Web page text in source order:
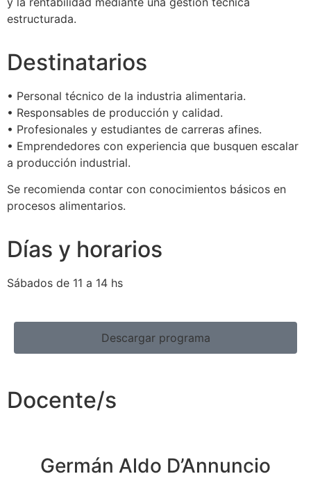
estructurada.
Destinatarios
• Personal técnico de la industria alimentaria.
• Responsables de producción y calidad.
• Profesionales y estudiantes de carreras afines.
• Emprendedores con experiencia que busquen escalar
a producción industrial.
Se recomienda contar con conocimientos básicos en
procesos alimentarios.
Días y horarios
Sábados de 11 a 14 hs
Descargar programa
Docente/s
Germán Aldo D’Annuncio